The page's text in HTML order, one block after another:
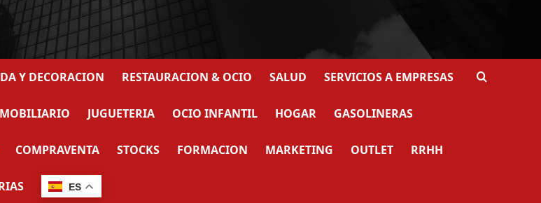
Y DECORACION RESTAURACION & OCIO SALUD SERVICIOS A EMPRESAS
MOBILIARIO JUGUETERIA OCIO INFANTIL HOGAR GASOLINERAS
COMPRAVENTA STOCKS FORMACION MARKETING OUTLET RRHH
ES